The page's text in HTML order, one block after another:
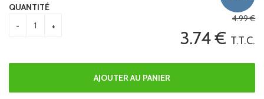
4.99€
3.74€ T.T.C.
QUANTITÉ